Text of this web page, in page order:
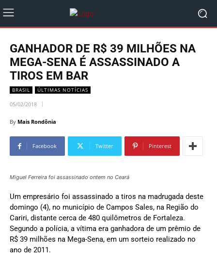
GANHADOR DE R$ 39 MILHÕES NA
MEGA-SENA É ASSASSINADO A
TIROS EM BAR
BRASIL ÚLTIMAS NOTÍCIAS
05/02/2018
By Mais Rondônia
Facebook Twitter Pinterest
Miguel Ferreira foi assassinado ontem no Ceará
Um empresário foi assassinado a tiros na madrugada deste
domingo (4), no município de Campos Sales, na Região do
Cariri, distante cerca de 480 quilômetros de Fortaleza.
Segundo a polícia, a vítima era ganhadora de um prêmio de
R$ 39 milhões na Mega-Sena, em um sorteio realizado no
ano de 2011.